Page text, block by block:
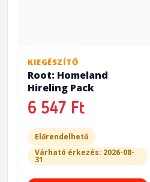
KIEGÉSZÍTŐ
Root: Homeland
Hireling Pack
6 547 Ft
Előrendelhető
Várható érkezés: 2026-08-
31